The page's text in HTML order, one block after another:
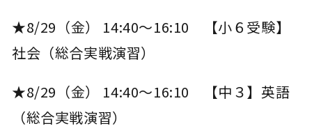
★8/29（金） 14:40～16:10 【小６受験】
社会（総合実戦演習）
★8/29（金） 14:40～16:10 【中３】英語
（総合実戦演習）